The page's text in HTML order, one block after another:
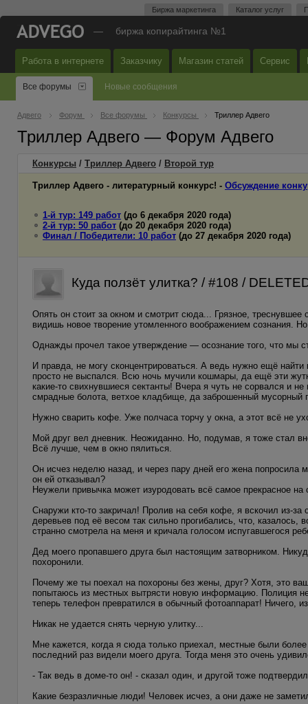
Биржа маркетинга Каталог услуг
— биржа копирайтинга №1
Работа в интернете Заказчику Магазин статей Сервис
Все форумы Новые сообщения
Адвего Форум Все форумы Конкурсы Триллер Адвего
Триллер Адвего — Форум Адвего
Конкурсы / Триллер Адвего / Второй тур
Триллер Адвего - литературный конкурс! - Обсуждение
1-й тур: 149 работ (до 6 декабря 2020 года)
2-й тур: 50 работ (до 20 декабря 2020 года)
Финал / Победители: 10 работ (до 27 декабря 2020 года)
Куда ползёт улитка? / #108 /
Опять он стоит за окном и смотрит сюда... Грязное,
видишь новое творение утомленного воображением сознания.
Однажды прочел такое утверждение — осознание того, что мы
И правда, не могу сконцентрироваться. А ведь нужно ещё
просто не выспался. Всю ночь мучили кошмары, да ещё эти
какие-то свихнувшиеся сектанты! Вчера я чуть не сорвался и
смрадные болота, ветхое кладбище, да заброшенный
Нужно сварить кофе. Уже полчаса торчу у окна, а этот всё не
Мой друг вел дневник. Неожиданно. Но, подумав, я тоже стал
Всё лучше, чем в окно пялиться.
Он исчез неделю назад, и через пару дней его жена попросила
он ей отказывал?
Неужели привычка может изуродовать всё самое прекрасное на
Снаружи кто-то закричал! Пролив на себя кофе, я вскочил из-
деревьев под её весом так сильно прогибались, что, казалось,
странно смотрела на меня и кричала голосом испугавшегося
Дед моего пропавшего друга был настоящим затворником.
похоронили.
Почему же ты поехал на похороны без жены, друг? Хотя, это
попытаюсь из местных вытрясти новую информацию. Полиция
теперь телефон превратился в обычный фотоаппарат! Ничего,
Никак не удается снять черную улитку...
Мне кажется, когда я сюда только приехал, местные были
последний раз видели моего друга. Тогда меня это очень
- Так ведь в доме-то он! - сказал один, и другой тоже
Какие безразличные люди! Человек исчез, а они даже не